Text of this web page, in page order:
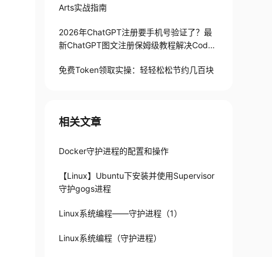
User='root' 'localhost'
Arts实战指南
2026年ChatGPT注册要手机号验证了？最
新ChatGPT图文注册保姆级教程解决Codex
免费Token领取实操：轻轻松松节约几百块
相关文章
Docker守护进程的配置和操作
【Linux】Ubuntu下安装并使用Supervisor
守护gogs进程
Linux系统编程——守护进程（1）
Linux系统编程（守护进程）